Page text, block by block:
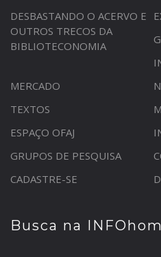
DESBASTANDO O ACERVO E
OUTROS TRECOS DA
BIBLIOTECONOMIA
MERCADO
TEXTOS
ESPAÇO OFAJ
GRUPOS DE PESQUISA
CADASTRE-SE
Busca na